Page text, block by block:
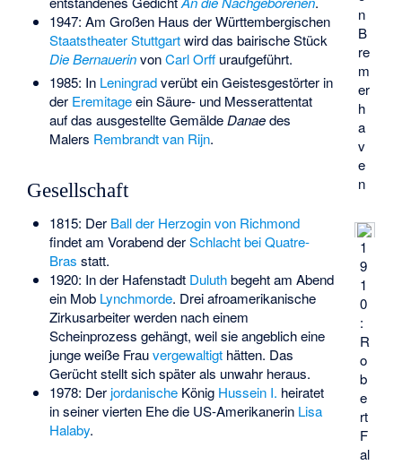
n
B
re
m
er
h
a
v
e
n
1
9
1
0
:
R
o
b
e
rt
F
al
1947: Am Großen Haus der Württembergischen
Staatstheater Stuttgartwird das bairische Stück
Die BernauerinvonCarl Orffuraufgeführt.
1985: In Leningradverübt ein Geistesgestörter in
der Eremitageein Säure- und Messerattentat
auf das ausgestellte GemäldeDanaedes
Malers Rembrandt van Rijn.
Gesellschaft
1815: Der Ball der Herzogin von Richmond
findet am Vorabend derSchlacht bei Quatre-
Bras statt.
1920: In der Hafenstadt Duluthbegeht am Abend
ein Mob Lynchmorde. Drei afroamerikanische
Zirkusarbeiter werden nach einem
Scheinprozess gehängt, weil sie angeblich eine
junge weiße Frauvergewaltigthätten. Das
Gerücht stellt sich später als unwahr heraus.
1978: Der jordanischeKönig Hussein I. heiratet
in seiner vierten Ehe die US-Amerikanerin Lisa
Halaby.